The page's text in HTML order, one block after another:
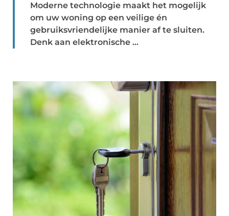
Moderne technologie maakt het mogelijk
om uw woning op een veilige én
gebruiksvriendelijke manier af te sluiten.
Denk aan elektronische ...